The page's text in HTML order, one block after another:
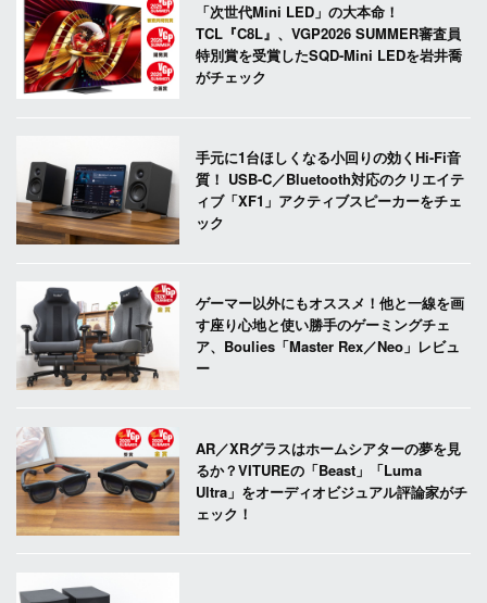
「次世代Mini LED」の大本命！
TCL『C8L』、VGP2026 SUMMER審査員
特別賞を受賞したSQD-Mini LEDを岩井喬
がチェック
手元に1台ほしくなる小回りの効くHi-Fi音
質！ USB-C／Bluetooth対応のクリエイテ
ィブ「XF1」アクティブスピーカーをチェ
ック
ゲーマー以外にもオススメ！他と一線を画
す座り心地と使い勝手のゲーミングチェ
ア、Boulies「Master Rex／Neo」レビュ
ー
AR／XRグラスはホームシアターの夢を見
るか？VITUREの「Beast」「Luma
Ultra」をオーディオビジュアル評論家がチ
ェック！